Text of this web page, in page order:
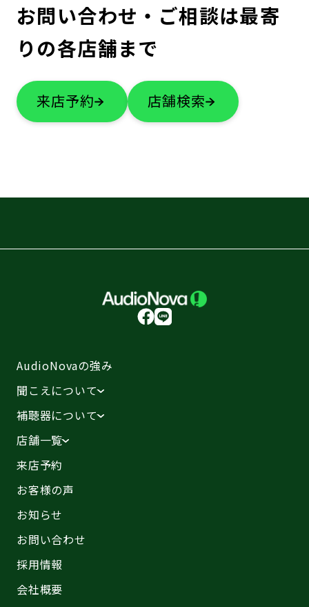
お問い合わせ・ご相談は最寄
りの各店舗まで
来店予約 店舗検索
AudioNovaの強み
聞こえについて
補聴器について
店舗一覧
来店予約
お客様の声
お知らせ
お問い合わせ
採用情報
会社概要